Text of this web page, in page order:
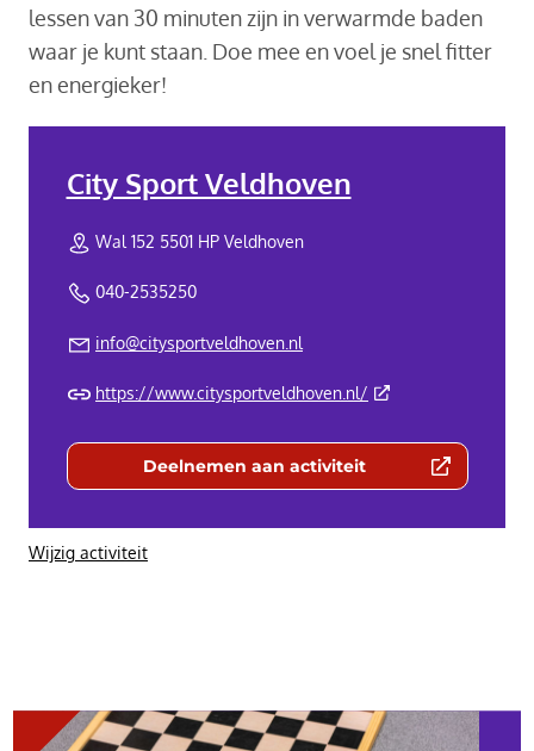
lessen van 30 minuten zijn in verwarmde baden
waar je kunt staan. Doe mee en voel je snel fitter
en energieker!
City Sport Veldhoven
Wal 152 5501 HP Veldhoven
040-2535250
info@citysportveldhoven.nl
https://www.citysportveldhoven.nl/ (Deze link gaat naar
Deelnemen aan activiteit(Deze link gaat naar een externe
Wijzig activiteit